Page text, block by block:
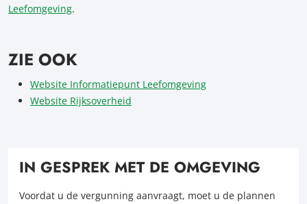
Leefomgeving.
ZIE OOK
Website Informatiepunt Leefomgeving
Website Rijksoverheid
IN GESPREK MET DE OMGEVING
Voordat u de vergunning aanvraagt, moet u de plannen